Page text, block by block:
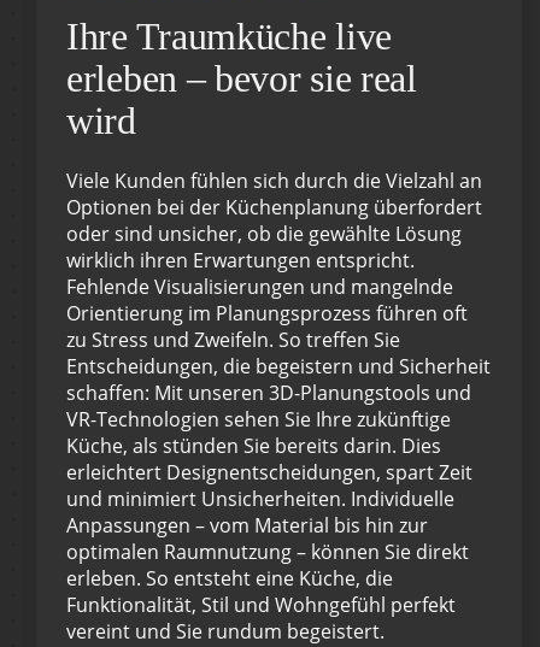
Ihre Traumküche live
erleben – bevor sie real
wird
Viele Kunden fühlen sich durch die Vielzahl an
Optionen bei der Küchenplanung überfordert
oder sind unsicher, ob die gewählte Lösung
wirklich ihren Erwartungen entspricht.
Fehlende Visualisierungen und mangelnde
Orientierung im Planungsprozess führen oft
zu Stress und Zweifeln. So treffen Sie
Entscheidungen, die begeistern und Sicherheit
schaffen: Mit unseren 3D-Planungstools und
VR-Technologien sehen Sie Ihre zukünftige
Küche, als stünden Sie bereits darin. Dies
erleichtert Designentscheidungen, spart Zeit
und minimiert Unsicherheiten. Individuelle
Anpassungen – vom Material bis hin zur
optimalen Raumnutzung – können Sie direkt
erleben. So entsteht eine Küche, die
Funktionalität, Stil und Wohngefühl perfekt
vereint und Sie rundum begeistert.